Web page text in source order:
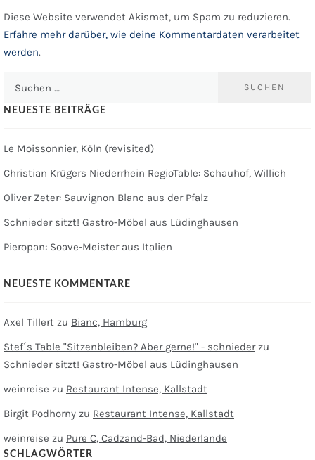
Diese Website verwendet Akismet, um Spam zu reduzieren.
Erfahre mehr darüber, wie deine Kommentardaten verarbeitet
werden.
NEUESTE BEITRÄGE
Le Moissonnier, Köln (revisited)
Christian Krügers Niederrhein RegioTable: Schauhof, Willich
Oliver Zeter: Sauvignon Blanc aus der Pfalz
Schnieder sitzt! Gastro-Möbel aus Lüdinghausen
Pieropan: Soave-Meister aus Italien
NEUESTE KOMMENTARE
Axel Tillert zu Bianc, Hamburg
Stef´s Table "Sitzenbleiben? Aber gerne!" - schniederzu
Schnieder sitzt! Gastro-Möbel aus Lüdinghausen
weinreise zu Restaurant Intense, Kallstadt
Birgit Podhorny zu Restaurant Intense, Kallstadt
weinreise zu Pure C, Cadzand-Bad, Niederlande
SCHLAGWÖRTER